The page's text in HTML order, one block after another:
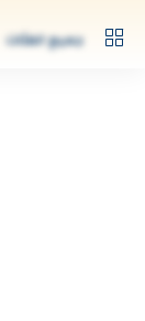
جميع الفئات